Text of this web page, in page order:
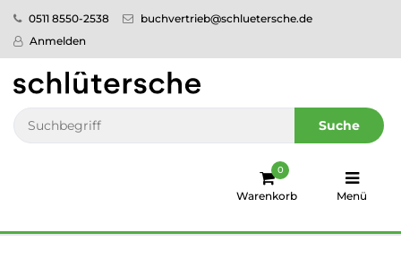
0511 8550-2538
buchvertrieb@schluetersche.de
Anmelden
Suche
Warenkorb
0
Menü
Pflege
Veterinär­
medizin
humboldt